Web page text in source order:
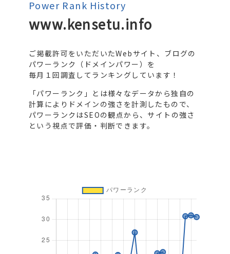
Power Rank History
www.kensetu.info
ご掲載許可をいただいたWebサイト、ブログの
パワーランク（ドメインパワー）を
毎月１回調査してランキングしています！
「パワーランク」とは様々なデータから独自の
計算によりドメインの強さを計測したもので、
パワーランクはSEOの観点から、サイトの強さ
という視点で評価・判断できます。